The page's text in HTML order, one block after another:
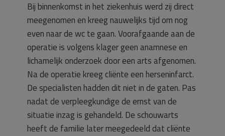
Bij binnenkomst in het ziekenhuis werd zij direct
meegenomen en kreeg nauwelijks tijd om nog
even naar de wc te gaan. Voorafgaande aan de
operatie is volgens klager geen anamnese en
lichamelijk onderzoek door een arts afgenomen.
Na de operatie kreeg cliënte een herseninfarct.
De specialisten hadden dit niet in de gaten. Pas
nadat de verpleegkundige de ernst van de
situatie inzag is gehandeld. De schouwarts
heeft de familie later meegedeeld dat cliënte